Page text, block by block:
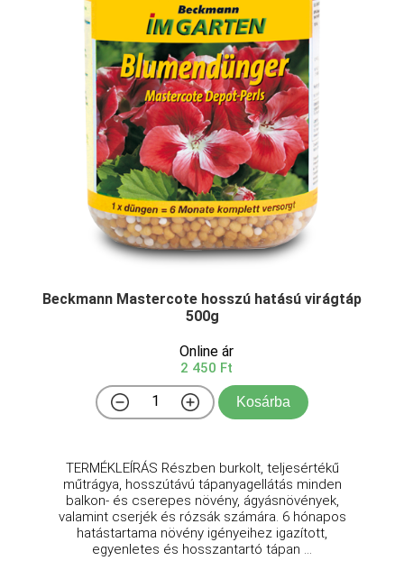
Beckmann Mastercote hosszú hatású virágtáp
500g
Online ár
2 450 Ft
Kosárba
TERMÉKLEÍRÁS Részben burkolt, teljesértékű
műtrágya, hosszútávú tápanyagellátás minden
balkon- és cserepes növény, ágyásnövények,
valamint cserjék és rózsák számára. 6 hónapos
hatástartama növény igényeihez igazított,
egyenletes és hosszantartó tápan ...